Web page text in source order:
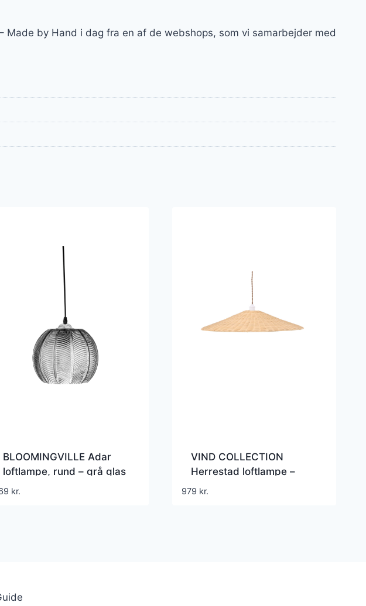
by Hand i dag fra en af de webshops, som vi samarbejder med
BLOOMINGVILLE Adar
loftlampe, rund – grå glas
(Ø22)
kr.
VIND COLLECTION
Herrestad loftlampe –
natur rattan
979 kr.